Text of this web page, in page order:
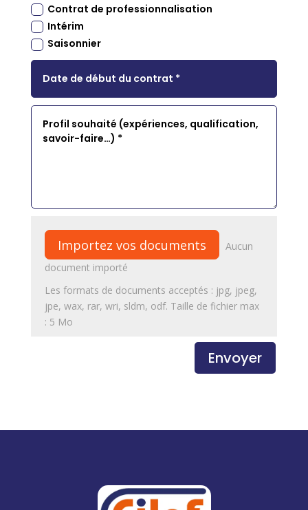
Contrat de professionnalisation
Intérim
Saisonnier
File Input
Importez vos documents
Aucun
document importé
Les formats de documents acceptés : jpg, jpeg,
jpe, wax, rar, wri, sldm, odf. Taille de fichier max
: 5 Mo
Envoyer